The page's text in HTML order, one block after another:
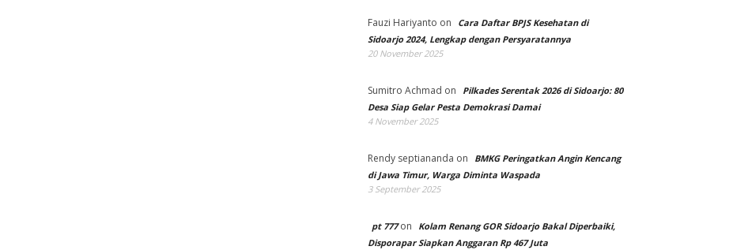
Fauzi Hariyanto on
Cara Daftar BPJS Kesehatan di
Sidoarjo 2024, Lengkap dengan Persyaratannya
20 November 2025
Sumitro Achmad on
Pilkades Serentak 2026 di Sidoarjo: 80
Desa Siap Gelar Pesta Demokrasi Damai
4 November 2025
Rendy septiananda on
BMKG Peringatkan Angin Kencang
di Jawa Timur, Warga Diminta Waspada
3 September 2025
pt 777on
Kolam Renang GOR Sidoarjo Bakal Diperbaiki,
Disporapar Siapkan Anggaran Rp 467 Juta